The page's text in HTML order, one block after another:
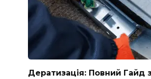
Дератизація: Повний Гайд